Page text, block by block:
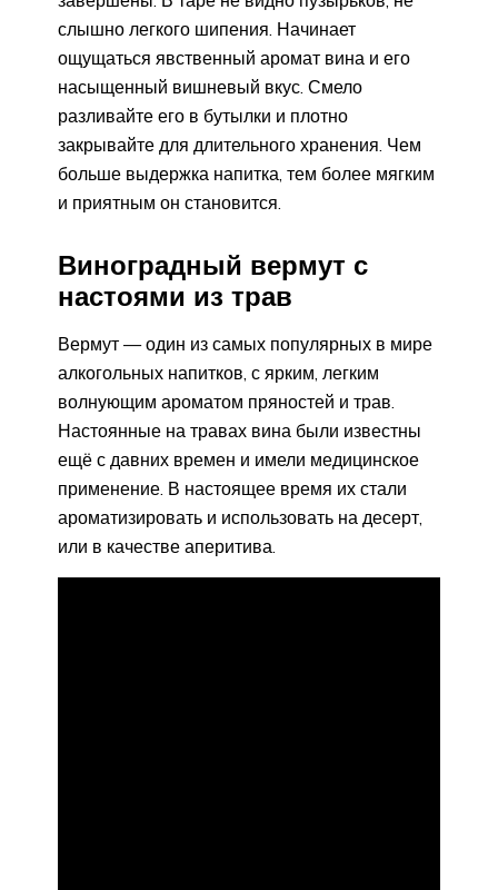
слышно легкого шипения. Начинает
ощущаться явственный аромат вина и его
насыщенный вишневый вкус. Смело
разливайте его в бутылки и плотно
закрывайте для длительного хранения. Чем
больше выдержка напитка, тем более мягким
и приятным он становится.
Виноградный вермут с
настоями из трав
Вермут — один из самых популярных в мире
алкогольных напитков, с ярким, легким
волнующим ароматом пряностей и трав.
Настоянные на травах вина были известны
ещё с давних времен и имели медицинское
применение. В настоящее время их стали
ароматизировать и использовать на десерт,
или в качестве аперитива.